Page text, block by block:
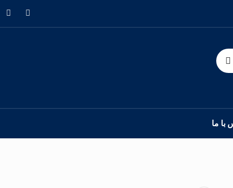
با ما